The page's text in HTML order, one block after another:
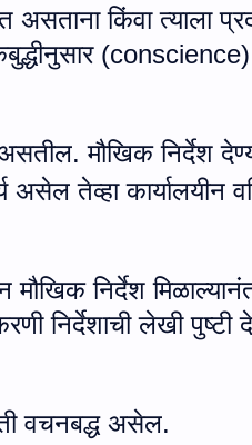
असताना किंवा त्याला
(conscience)
असतील. मौखिक निर्देश
तेव्हा कार्यालयीन
मौखिक निर्देश
निर्देशाची लेखी पुष्टी
वचनबद्ध असेल.